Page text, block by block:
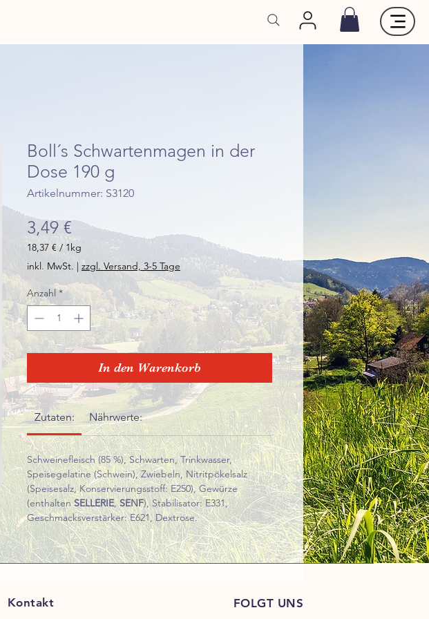
Boll´s Schwartenmagen in der
Dose 190 g
Artikelnummer: S3120
3,49 €Preis
18,37 € / 1kg
18,37 €
pro
1
Kilogramm
inkl. MwSt. |zzgl. Versand, 3-5 Tage
Anzahl *
In den Warenkorb
Zutaten: Nährwerte:
Schweinefleisch (85 %), Schwarten, Trinkwasser,
Speisegelatine (Schwein), Zwiebeln, Nitritpökelsalz
(Speisesalz, Konservierungsstoff: E250), Gewürze
(enthaltenSELLERIE,SENF), Stabilisator: E331,
Geschmacksverstärker: E621, Dextrose.
Kontakt FOLGT UNS